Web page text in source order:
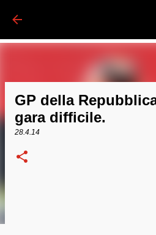
GP della
gara difficile.
28.4.14